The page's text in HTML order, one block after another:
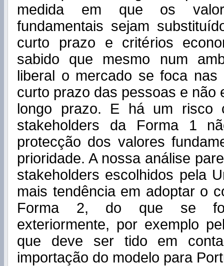
medida em que os
fundamentais sejam
curto prazo e critérios
sabido que mesmo num
liberal o mercado se foca nas
curto prazo das pessoas e não
longo prazo. E há um risco
stakeholders da Forma 1
protecção dos valores
prioridade. A nossa análise
stakeholders escolhidos pela
mais tendência em adoptar o
Forma 2, do que se
exteriormente, por exemplo
que deve ser tido em
importação do modelo para